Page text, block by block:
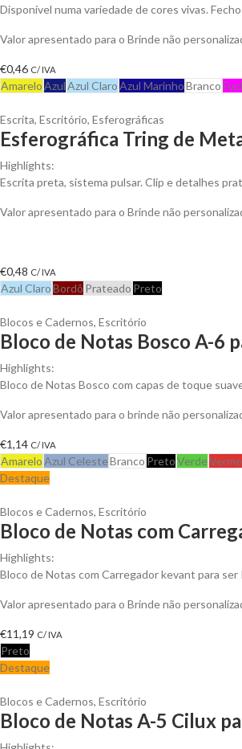
Disponível numa variedade de cores vivas.
Valor apresentado para o Brinde não
€0,46 C/ IVA
AmareloAzulAzul ClaroAzul MarinhoBranco
Escrita, Escritório, Esferográficas
Esferográfica Tring de
Highlights:
Escrita preta, sistema pulsar. Clip e detalhes
Valor apresentado para o Brinde não
€0,48 C/ IVA
Azul ClaroBordô Prateado Preto
Blocos e Cadernos, Escritório
Bloco de Notas Bosco A-6
Highlights:
Bloco de Notas Bosco com capas de toque
Valor apresentado para o brinde não
€1,14 C/ IVA
AmareloAzul CelesteBranco PretoVerde
Destaque
Blocos e Cadernos, Escritório
Bloco de Notas com
Highlights:
Bloco de Notas com Carregador kevant para
Valor apresentado para o Brinde não
€11,19 C/ IVA
Preto
Destaque
Blocos e Cadernos, Escritório
Bloco de Notas A-5 Cilux